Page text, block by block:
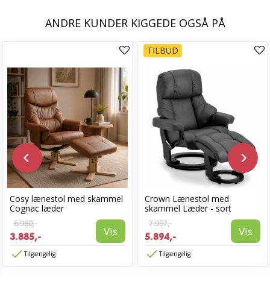
ANDRE KUNDER KIGGEDE OGSÅ PÅ
Cosy lænestol med skammel
Cognac læder
6.960,-
3.885,- Vis
Tilgængelig
TILBUD
Crown Lænestol med
skammel Læder - sort
7.997,-
5.894,- Vis
Tilgængelig